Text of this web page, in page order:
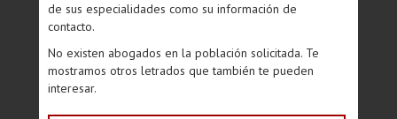
de sus especialidades como su información de
contacto.
No existen abogados en la población solicitada. Te
mostramos otros letrados que también te pueden
interesar.